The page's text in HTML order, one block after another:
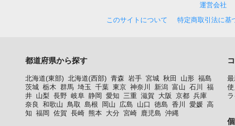
運営会社
このサイトについて
特定商取引法に基
都道府県から探す
北海道(東部) 北海道(西部) 青森 岩手 宮城 秋田 山形 福島
茨城 栃木 群馬 埼玉 千葉 東京 神奈川 新潟 富山 石川
福
井 山梨 長野 岐阜 静岡 愛知 三重 滋賀 大阪 京都 兵庫
奈良
和歌山 鳥取 島根 岡山 広島 山口 徳島 香川 愛媛 高
知 福岡 佐賀 長崎 熊本 大分 宮崎 鹿児島 沖縄